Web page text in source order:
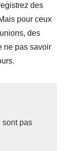
des
pour ceux
des
ne pas savoir
sont pas